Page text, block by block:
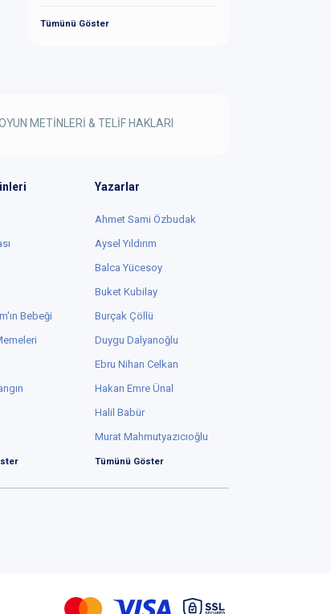
Tümünü Göster
METİNLERİ & TELİF HAKLARI
Bebeği
Yazarlar
Ahmet Sami Özbudak
Aysel Yıldırım
Balca Yücesoy
Buket Kubilay
Burçak Çöllü
Duygu Dalyanoğlu
Ebru Nihan Celkan
Hakan Emre Ünal
Halil Babür
Murat Mahmutyazıcıoğlu
Tümünü Göster